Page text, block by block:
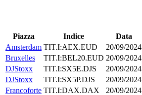
Piazza Indice Data
Amsterdam TIT.I:AEX.EUD 20/09/2024
Bruxelles
TIT.I:BEL20.EUD 20/09/2024
DJStoxx
TIT.I:SX5E.DJS 20/09/2024
DJStoxx
TIT.I:SX5P.DJS 20/09/2024
Francoforte TIT.I:DAX.DAX 20/09/2024